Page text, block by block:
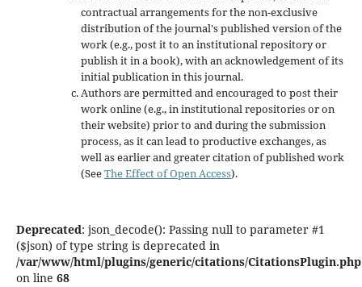
contractual arrangements for the non-exclusive
distribution of the journal's published version of the
work (e.g., post it to an institutional repository or
publish it in a book), with an acknowledgement of its
initial publication in this journal.
Authors are permitted and encouraged to post their
work online (e.g., in institutional repositories or on
their website) prior to and during the submission
process, as it can lead to productive exchanges, as
well as earlier and greater citation of published work
(SeeThe Effect of Open Access).
Deprecated: json_decode(): Passing null to parameter #1
($json) of type string is deprecated in
/var/www/html/plugins/generic/citations/CitationsPlugin.php
on line 68